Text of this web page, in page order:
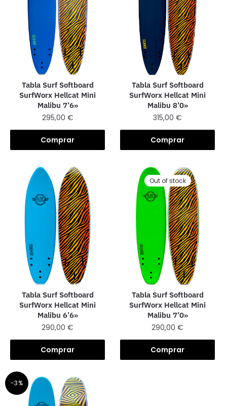
Tabla Surf Softboard
SurfWorx Hellcat Mini
Malibu 7’6»
295,00 €
Comprar
Tabla Surf Softboard
SurfWorx Hellcat Mini
Malibu 8’0»
315,00€
Comprar
Tabla Surf Softboard
SurfWorx Hellcat Mini
Malibu 6’6»
290,00€
Comprar
Out of stock
Tabla Surf Softboard
SurfWorx Hellcat Mini
Malibu 7’0»
290,00€
Comprar
-3%